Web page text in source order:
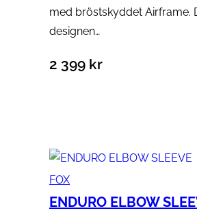
med bröstskyddet Airframe.
designen…
2 399 kr
FOX
ENDURO ELBOW